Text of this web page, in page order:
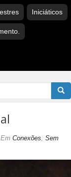
Iniciáticos
for:
Em Conexões, Sem